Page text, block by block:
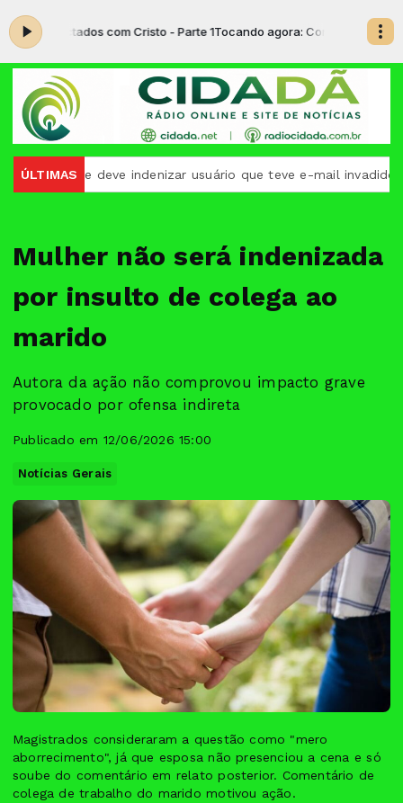
Conectados com Cristo - Parte 1Tocando agora: Conectados com
ÚLTIMAS
deve indenizar usuário que teve e-mail invadido
Mulher não será indenizada
por insulto de colega ao
marido
Autora da ação não comprovou impacto grave
provocado por ofensa indireta
Publicado em 12/06/2026 15:00
Notícias Gerais
Magistrados consideraram a questão como "mero
aborrecimento", já que esposa não presenciou a cena e só
soube do comentário em relato posterior. Comentário de
colega de trabalho do marido motivou ação.